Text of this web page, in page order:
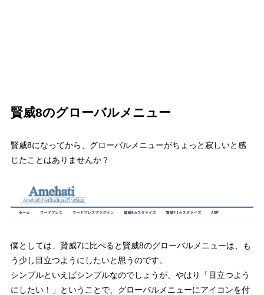
賢威8のグローバルメニュー
賢威8になってから、グローバルメニューがちょっと寂しいと感
じたことはありませんか？
僕としては、賢威7に比べると賢威8のグローバルメニューは、も
う少し目立つようにしたいと思うのです。
シンプルといえばシンプルなのでしょうが、やはり「目立つよう
にしたい！」ということで、グローバルメニューにアイコンを付